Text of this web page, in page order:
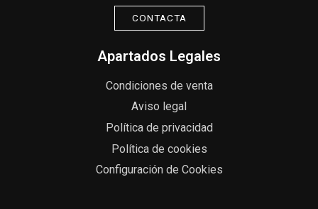
CONTACTA
Apartados Legales
Condiciones de venta
Aviso legal
Política de privacidad
Política de cookies
Configuración de Cookies